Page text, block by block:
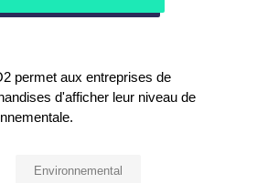
permet aux entreprises de
d'afficher leur niveau de
Environnemental